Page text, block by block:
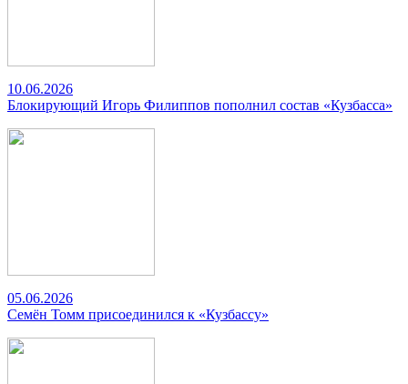
10.06.2026
Блокирующий Игорь Филиппов пополнил состав «Кузбасса»
05.06.2026
Семён Томм присоединился к «Кузбассу»